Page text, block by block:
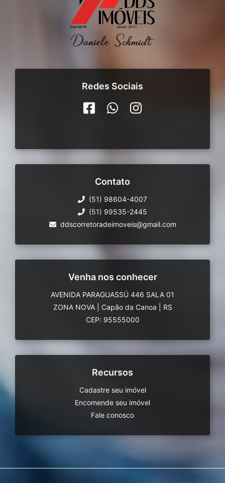
Redes Sociais
Contato
(51) 98604-4007
(51) 99535-2445
ddscorretoradeimoveis@gmail.com
Venha nos conhecer
AVENIDA PARAGUASSÚ 446 SALA 01
ZONA NOVA
Capão da Canoa
RS
CEP: 95555000
Recursos
Cadastre seu imóvel
Encomende seu imóvel
Fale conosco